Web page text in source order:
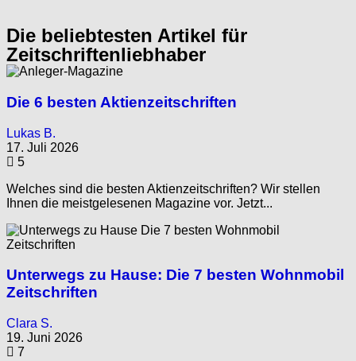
Die beliebtesten Artikel für
Zeitschriftenliebhaber
Die 6 besten Aktienzeitschriften
Lukas B.
17. Juli 2026
5
Welches sind die besten Aktienzeitschriften? Wir stellen
Ihnen die meistgelesenen Magazine vor. Jetzt...
Unterwegs zu Hause: Die 7 besten Wohnmobil
Zeitschriften
Clara S.
19. Juni 2026
7